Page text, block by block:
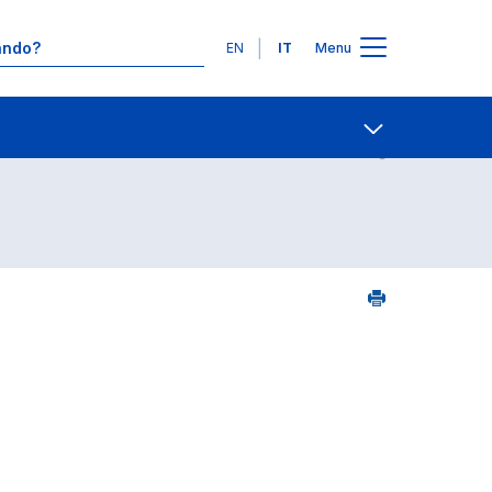
Lingue
EN IT Menu